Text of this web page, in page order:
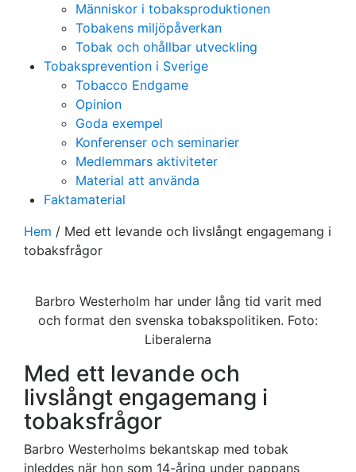
Människor i tobaksproduktionen
Tobakens miljöpåverkan
Tobak och ohållbar utveckling
Tobaksprevention i Sverige
Tobacco Endgame
Opinion
Goda exempel
Konferenser och seminarier
Medlemmars aktiviteter
Material att använda
Faktamaterial
Hem / Med ett levande och livslångt engagemang i
tobaksfrågor
Barbro Westerholm har under lång tid varit med
och format den svenska tobakspolitiken. Foto:
Liberalerna
Med ett levande och
livslångt engagemang i
tobaksfrågor
Barbro Westerholms bekantskap med tobak
inleddes när hon som 14-åring under pappans